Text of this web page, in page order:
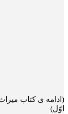
(ادامه ی کتاب
اوّل)